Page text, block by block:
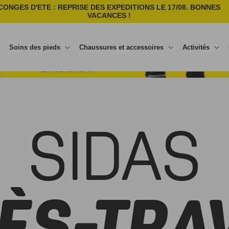
D'ETE : REPRISE DES EXPEDITIONS LE 17/08. BONNES
VACANCES !
Soins des pieds Chaussures et accessoires Activités
SIDAS